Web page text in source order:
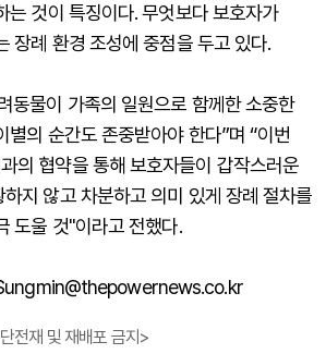
는 것이 특징이다. 무엇보다 보호자가
장례 환경 조성에 중점을 두고 있다.
동물이 가족의 일원으로 함께한 소중한
별의 순간도 존중받아야 한다”며 “이번
의 협약을 통해 보호자들이 갑작스러운
지 않고 차분하고 의미 있게 장례 절차를
도울 것"이라고 전했다.
전재 및 재배포 금지>